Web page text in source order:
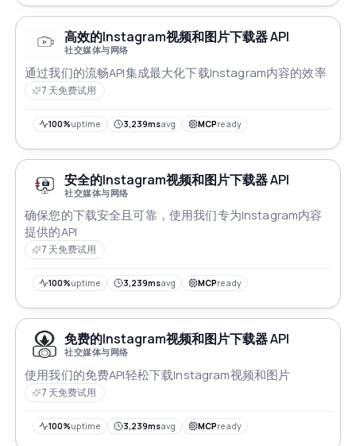
高效的Instagram视频和图片下载器 API
社交媒体与网络
通过我们的流畅API集成最大化下载Instagram内容的效率
7 天免费试用
100%uptime 3,239msavg MCPready
安全的Instagram视频和图片下载器 API
社交媒体与网络
确保您的下载安全且可靠，使用我们专为Instagram内容
提供的API
7 天免费试用
100%uptime 3,239msavg MCPready
免费的Instagram视频和图片下载器 API
社交媒体与网络
使用我们的免费API轻松下载Instagram视频和图片
7 天免费试用
100%uptime 3,239msavg MCPready